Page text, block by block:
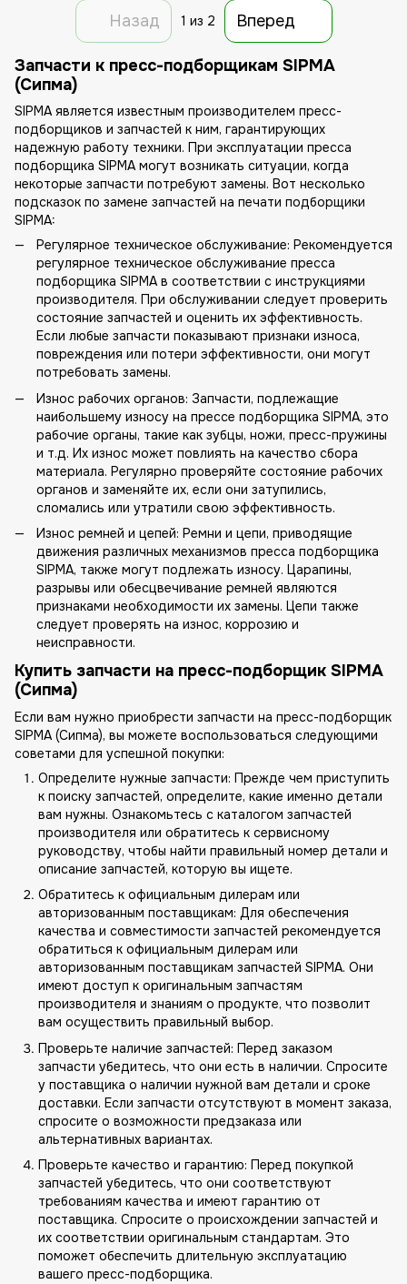
Назад 1 из 2 Вперед
Запчасти к пресс-подборщикам SIPMA
(Сипма)
SIPMA является известным производителем пресс-
подборщиков и запчастей к ним, гарантирующих
надежную работу техники. При эксплуатации пресса
подборщика SIPMA могут возникать ситуации, когда
некоторые запчасти потребуют замены. Вот несколько
подсказок по замене запчастей на печати подборщики
SIPMA:
Регулярное техническое обслуживание: Рекомендуется
регулярное техническое обслуживание пресса
подборщика SIPMA в соответствии с инструкциями
производителя. При обслуживании следует проверить
состояние запчастей и оценить их эффективность.
Если любые запчасти показывают признаки износа,
повреждения или потери эффективности, они могут
потребовать замены.
Износ рабочих органов: Запчасти, подлежащие
наибольшему износу на прессе подборщика SIPMA, это
рабочие органы, такие как зубцы, ножи, пресс-пружины
и т.д. Их износ может повлиять на качество сбора
материала. Регулярно проверяйте состояние рабочих
органов и заменяйте их, если они затупились,
сломались или утратили свою эффективность.
Износ ремней и цепей: Ремни и цепи, приводящие
движения различных механизмов пресса подборщика
SIPMA, также могут подлежать износу. Царапины,
разрывы или обесцвечивание ремней являются
признаками необходимости их замены. Цепи также
следует проверять на износ, коррозию и
неисправности.
Купить запчасти на пресс-подборщик SIPMA
(Сипма)
Если вам нужно приобрести запчасти на пресс-подборщик
SIPMA (Сипма), вы можете воспользоваться следующими
советами для успешной покупки:
Определите нужные запчасти: Прежде чем приступить
к поиску запчастей, определите, какие именно детали
вам нужны. Ознакомьтесь с каталогом запчастей
производителя или обратитесь к сервисному
руководству, чтобы найти правильный номер детали и
описание запчастей, которую вы ищете.
Обратитесь к официальным дилерам или
авторизованным поставщикам: Для обеспечения
качества и совместимости запчастей рекомендуется
обратиться к официальным дилерам или
авторизованным поставщикам запчастей SIPMA. Они
имеют доступ к оригинальным запчастям
производителя и знаниям о продукте, что позволит
вам осуществить правильный выбор.
Проверьте наличие запчастей: Перед заказом
запчасти убедитесь, что они есть в наличии. Спросите
у поставщика о наличии нужной вам детали и сроке
доставки. Если запчасти отсутствуют в момент заказа,
спросите о возможности предзаказа или
альтернативных вариантах.
Проверьте качество и гарантию: Перед покупкой
запчастей убедитесь, что они соответствуют
требованиям качества и имеют гарантию от
поставщика. Спросите о происхождении запчастей и
их соответствии оригинальным стандартам. Это
поможет обеспечить длительную эксплуатацию
вашего пресс-подборщика.